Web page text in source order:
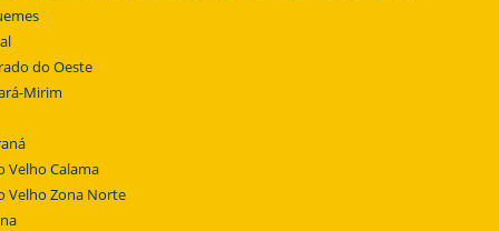
do Oeste
Mirim
Velho Calama
Velho Zona Norte